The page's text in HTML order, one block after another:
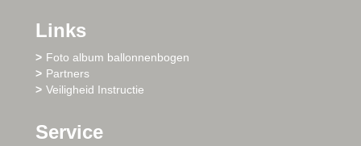
Links
Foto album ballonnenbogen
Partners
Veiligheid Instructie
Service